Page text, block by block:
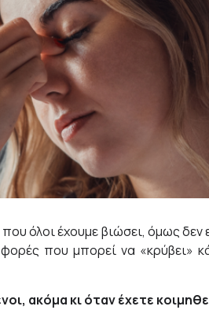
όλοι έχουμε βιώσει, όμως
που μπορεί να «κρύβει»
ακόμα κι όταν έχετε